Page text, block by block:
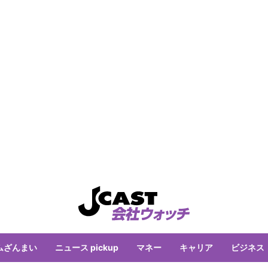
ざんまい ニュース pickup マネー キャリア ビジネス